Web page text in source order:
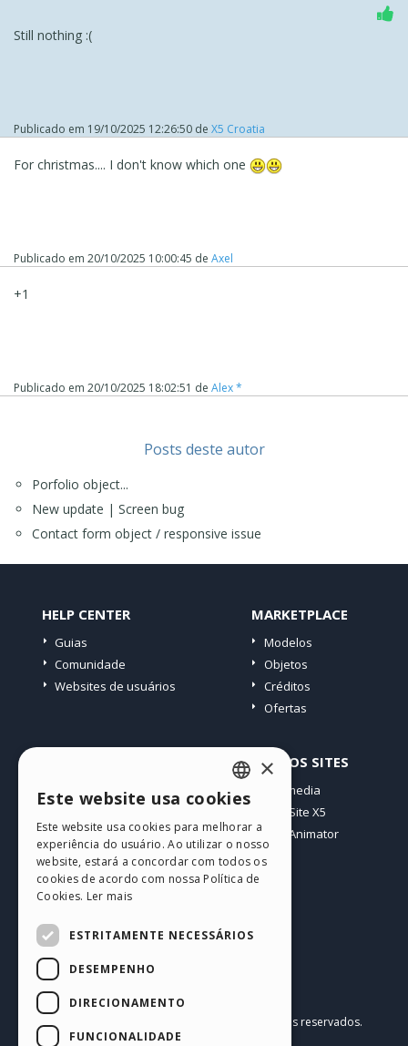
Still nothing :(
Publicado em 19/10/2025 12:26:50 de X5 Croatia
For christmas.... I don't know which one
Publicado em 20/10/2025 10:00:45 de Axel
+1
Publicado em 20/10/2025 18:02:51 de Alex *
Posts deste autor
Porfolio object...
New update | Screen bug
Contact form object / responsive issue
HELP CENTER
Guias
Comunidade
Websites de usuários
MARKETPLACE
Modelos
Objetos
Créditos
Ofertas
Meus posts
Download
Hospedagem Web
Meus Créditos
OUTROS SITES
Incomedia
WebSite X5
WebAnimator
Português BR
Copyright © 2026
Todos os direitos reservados.
P.IVA IT07514640015
ENGLISH
ITALIAN
GERMAN
PORTUGUESE
×
Este website usa cookies
Este website usa cookies para melhorar a
experiência do usuário. Ao utilizar o nosso
website, estará a concordar com todos os
cookies de acordo com nossa Política de
Cookies. Ler mais
ESTRITAMENTE NECESSÁRIOS
DESEMPENHO
DIRECIONAMENTO
FUNCIONALIDADE